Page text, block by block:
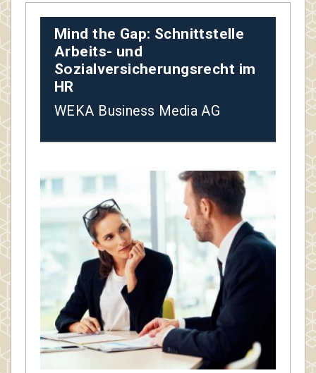
Mind the Gap: Schnittstelle
Arbeits- und
Sozialversicherungsrecht im
HR
WEKA Business Media AG